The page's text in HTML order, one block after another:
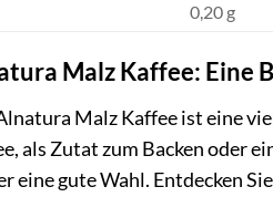
0,20 g
Malz Kaffee: Eine
Malz Kaffee ist eine
als Zutat zum Backen oder
eine gute Wahl. Entdecken